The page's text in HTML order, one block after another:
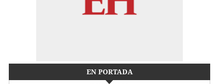
EN PORTADA